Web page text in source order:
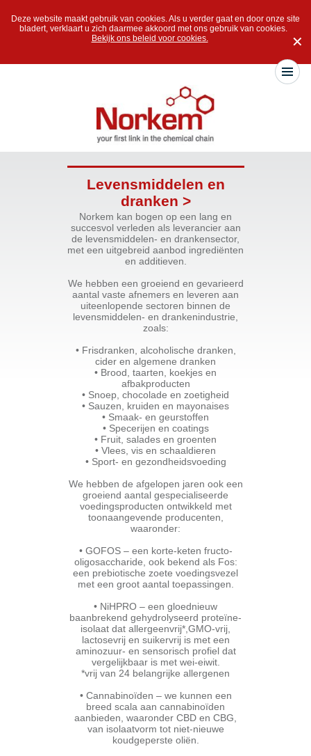
Deze website maakt gebruik van cookies. Als u verder gaat en door onze site
bladert, verklaart u zich daarmee akkoord met ons gebruik van cookies.
Bekijk ons beleid voor cookies.
✕
Levensmiddelen en
dranken >
Norkem kan bogen op een lang en
succesvol verleden als leverancier aan
de levensmiddelen- en drankensector,
met een uitgebreid aanbod ingrediënten
en additieven.
We hebben een groeiend en gevarieerd
aantal vaste afnemers en leveren aan
uiteenlopende sectoren binnen de
levensmiddelen- en drankenindustrie,
zoals:
• Frisdranken, alcoholische dranken,
cider en algemene dranken
• Brood, taarten, koekjes en
afbakproducten
• Snoep, chocolade en zoetigheid
• Sauzen, kruiden en mayonaises
• Smaak- en geurstoffen
• Specerijen en coatings
• Fruit, salades en groenten
• Vlees, vis en schaaldieren
• Sport- en gezondheidsvoeding
We hebben de afgelopen jaren ook een
groeiend aantal gespecialiseerde
voedingsproducten ontwikkeld met
toonaangevende producenten,
waaronder:
• GOFOS – een korte-keten fructo-
oligosaccharide, ook bekend als Fos:
een prebiotische zoete voedingsvezel
met een groot aantal toepassingen.
• NiHPRO – een gloednieuw
baanbrekend gehydrolyseerd proteïne-
isolaat dat allergeenvrij*,GMO-vrij,
lactosevrij en suikervrij is met een
aminozuur- en sensorisch profiel dat
vergelijkbaar is met wei-eiwit.
*vrij van 24 belangrijke allergenen
• Cannabinoïden – we kunnen een
breed scala aan cannabinoïden
aanbieden, waaronder CBD en CBG,
van isolaatvorm tot niet-nieuwe
koudgeperste oliën.